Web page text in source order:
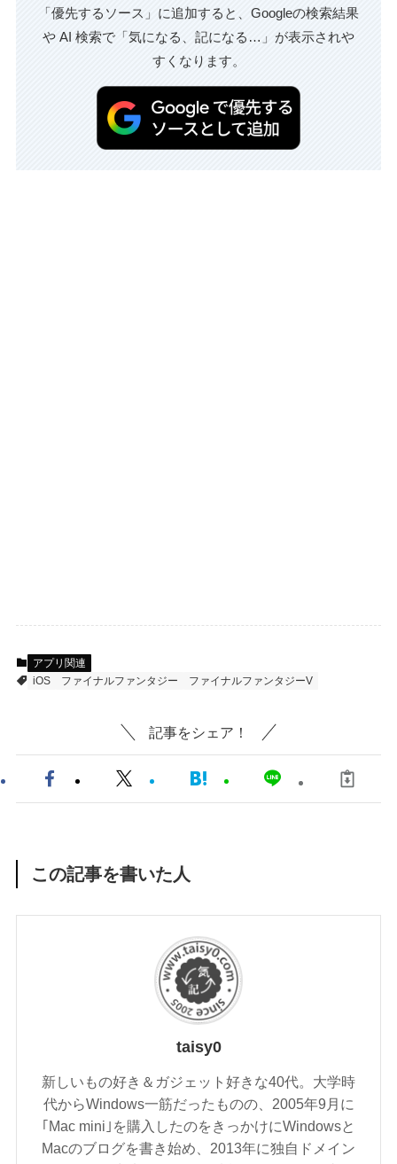
「優先するソース」に追加すると、Googleの検索結果
や AI 検索で「気になる、記になる…」が表示されや
すくなります。
アプリ関連
iOS
ファイナルファンタジー ファイナルファンタジーV
記事をシェア！
この記事を書いた人
taisy0
新しいもの好き＆ガジェット好きな40代。大学時
代からWindows一筋だったものの、2005年9月に
｢Mac mini｣を購入したのをきっかけにWindowsと
Macのブログを書き始め、2013年に独自ドメイン